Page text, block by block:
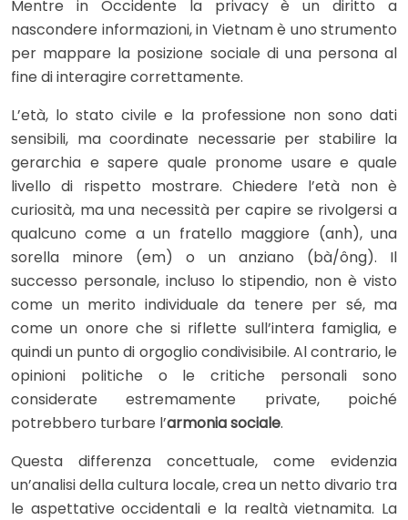
Mentre in Occidente la privacy è un diritto a
nascondere informazioni, in Vietnam è uno strumento
per mappare la posizione sociale di una persona al
fine di interagire correttamente.
L’età, lo stato civile e la professione non sono dati
sensibili, ma coordinate necessarie per stabilire la
gerarchia e sapere quale pronome usare e quale
livello di rispetto mostrare. Chiedere l’età non è
curiosità, ma una necessità per capire se rivolgersi a
qualcuno come a un fratello maggiore (anh), una
sorella minore (em) o un anziano (bà/ông). Il
successo personale, incluso lo stipendio, non è visto
come un merito individuale da tenere per sé, ma
come un onore che si riflette sull’intera famiglia, e
quindi un punto di orgoglio condivisibile. Al contrario, le
opinioni politiche o le critiche personali sono
considerate estremamente private, poiché
potrebbero turbare l’armonia sociale.
Questa differenza concettuale, come evidenzia
un’analisi della cultura locale, crea un netto divario tra
le aspettative occidentali e la realtà vietnamita. La